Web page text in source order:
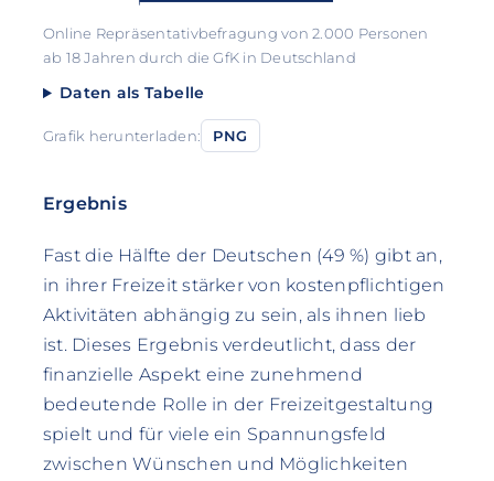
Online Repräsentativbefragung von 2.000 Personen
ab 18 Jahren durch die GfK in Deutschland
Daten als Tabelle
Grafik herunterladen: PNG
Ergebnis
Fast die Hälfte der Deutschen (49 %) gibt an,
in ihrer Freizeit stärker von kostenpflichtigen
Aktivitäten abhängig zu sein, als ihnen lieb
ist. Dieses Ergebnis verdeutlicht, dass der
finanzielle Aspekt eine zunehmend
bedeutende Rolle in der Freizeitgestaltung
spielt und für viele ein Spannungsfeld
zwischen Wünschen und Möglichkeiten